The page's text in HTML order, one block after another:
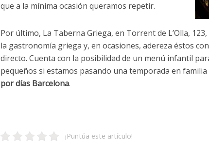
que a la mínima ocasión queramos repetir.
Por último, La Taberna Griega, en Torrent de L’Olla,
la gastronomía griega y, en ocasiones, adereza éstos
directo. Cuenta con la posibilidad de un menú infantil
pequeños si estamos pasando una temporada en
por días Barcelona.
¡Puntúa este artículo!